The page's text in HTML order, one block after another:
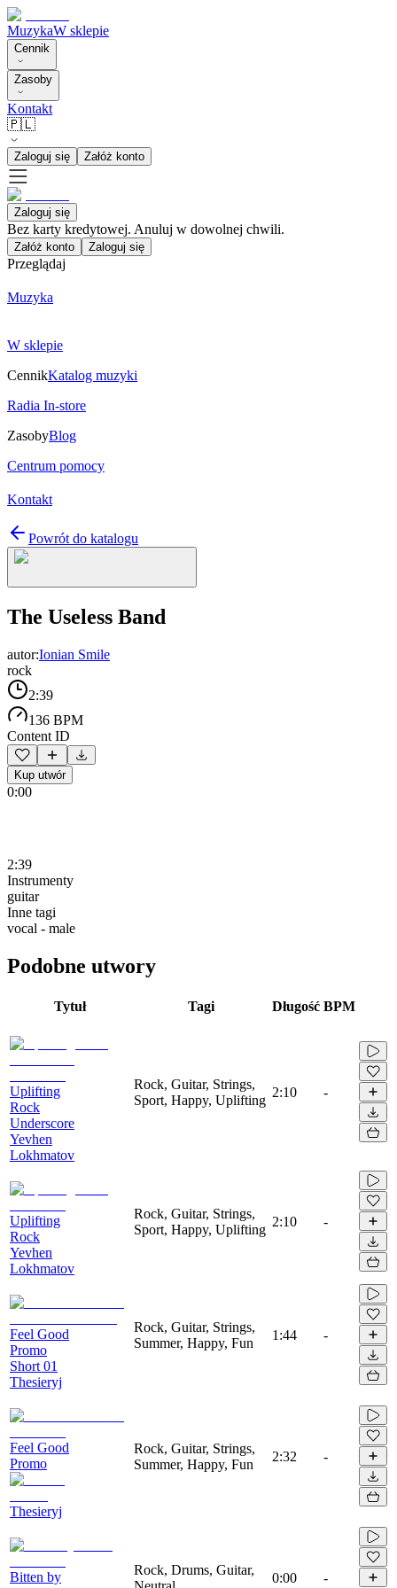
MuzykaW sklepie
Cennik
Zasoby
Kontakt
🇵🇱
Zaloguj się Załóż konto
Zaloguj się
Bez karty kredytowej. Anuluj w dowolnej chwili.
Załóż konto Zaloguj się
Przeglądaj
Muzyka
W sklepie
CennikKatalog muzyki
Radia In-store
ZasobyBlog
Centrum pomocy
Kontakt
Powrót do katalogu
The Useless Band
autor:Ionian Smile
rock
2:39
136 BPM
Content ID
Kup utwór
0:00
2:39
Instrumenty
guitar
Inne tagi
vocal - male
Podobne utwory
Tytuł Tagi Długość BPM
Uplifting
Rock
Underscore
Yevhen
Lokhmatov
Rock, Guitar, Strings,
Sport, Happy, Uplifting
2:10 -
Uplifting
Rock
Yevhen
Lokhmatov
Rock, Guitar, Strings,
Sport, Happy, Uplifting
2:10 -
Feel Good
Promo
Short 01
Thesieryj
Rock, Guitar, Strings,
Summer, Happy, Fun
1:44 -
Feel Good
Promo
Thesieryj
Rock, Guitar, Strings,
Summer, Happy, Fun
2:32 -
Bitten by
Rock, Drums, Guitar,
0:00 -